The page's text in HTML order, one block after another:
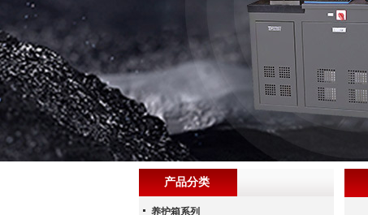
产品分类
养护箱系列